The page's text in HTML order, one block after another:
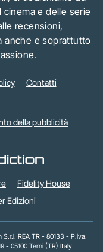
e delle serie
recensioni,
anche e soprattutto
Contatti
della pubblicità
Fidelity House
Edizioni
REA TR - 80133 - P.iva:
- 05100 Terni (TR) Italy